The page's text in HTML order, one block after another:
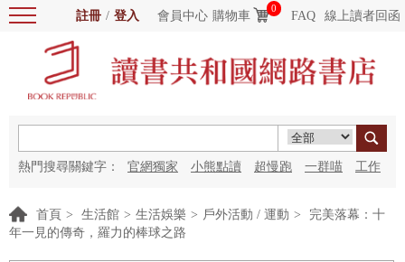
註冊 / 登入 會員中心 購物車
0
FAQ 線上讀者回函
熱門搜尋關鍵字： 官網獨家 小熊點讀 超慢跑 一群喵 工作
首頁 > 生活館 > 生活娛樂 > 戶外活動 / 運動 >
完美落幕：十
年一見的傳奇，羅力的棒球之路